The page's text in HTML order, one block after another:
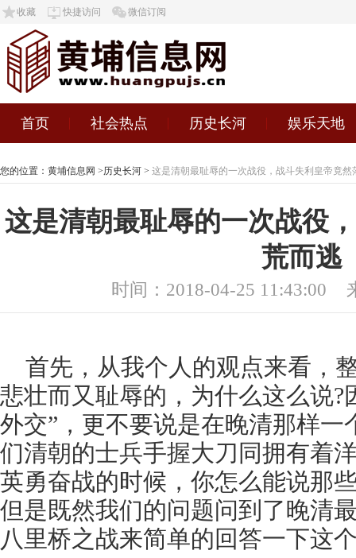
收藏 快捷访问 微信订阅
首页 社会热点 历史长河 娱乐天地
您的位置： 黄埔信息网 >历史长河 > 这是清朝最耻辱的一次战役，战斗失利皇帝竟然
这是清朝最耻辱的一次战役
荒而逃
时间：2018-04-25 11:43:00
首先，从我个人的观点来看，
悲壮而又耻辱的，为什么这么说?
外交”，更不要说是在晚清那样一
们清朝的士兵手握大刀同拥有着
英勇奋战的时候，你怎么能说那
但是既然我们的问题问到了晚清
八里桥之战来简单的回答一下这